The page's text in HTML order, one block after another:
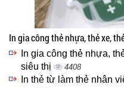
In gia công thẻ nhựa, thẻ xe,
In gia công thẻ nhựa,
siêu thị
4408
In thẻ từ làm thẻ nhân